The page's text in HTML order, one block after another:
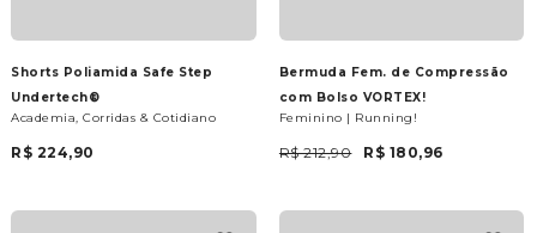
Shorts Poliamida Safe Step
Undertech®
Academia, Corridas & Cotidiano
R$ 224,90
Bermuda Fem. de Compressão
com Bolso VORTEX!
Feminino | Running!
R$ 212,90 R$ 180,96